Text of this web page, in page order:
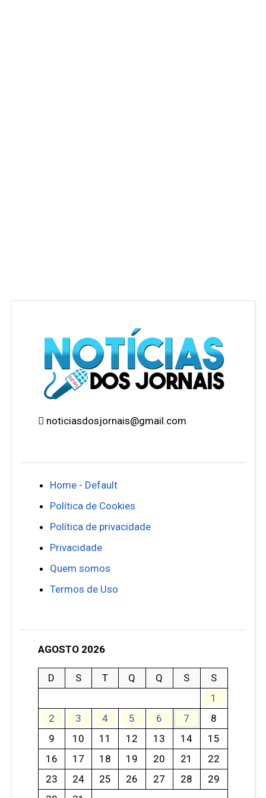
noticiasdosjornais@gmail.com
Home - Default
Política de Cookies
Política de privacidade
Privacidade
Quem somos
Termos de Uso
AGOSTO 2026
D S T Q Q S
S
1
2
3 4 5 6 7
8
9
10 11 12 13 14
15
16
17 18 19 20 21
22
23
24 25 26 27 28
29